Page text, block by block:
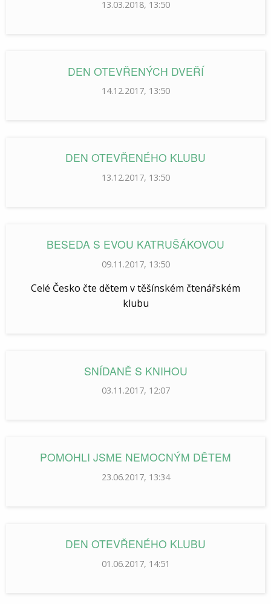
13.03.2018, 13:50
DEN OTEVŘENÝCH DVEŘÍ
14.12.2017, 13:50
DEN OTEVŘENÉHO KLUBU
13.12.2017, 13:50
BESEDA S EVOU KATRUŠÁKOVOU
09.11.2017, 13:50
Celé Česko čte dětem v těšínském čtenářském
klubu
SNÍDANĚ S KNIHOU
03.11.2017, 12:07
POMOHLI JSME NEMOCNÝM DĚTEM
23.06.2017, 13:34
DEN OTEVŘENÉHO KLUBU
01.06.2017, 14:51